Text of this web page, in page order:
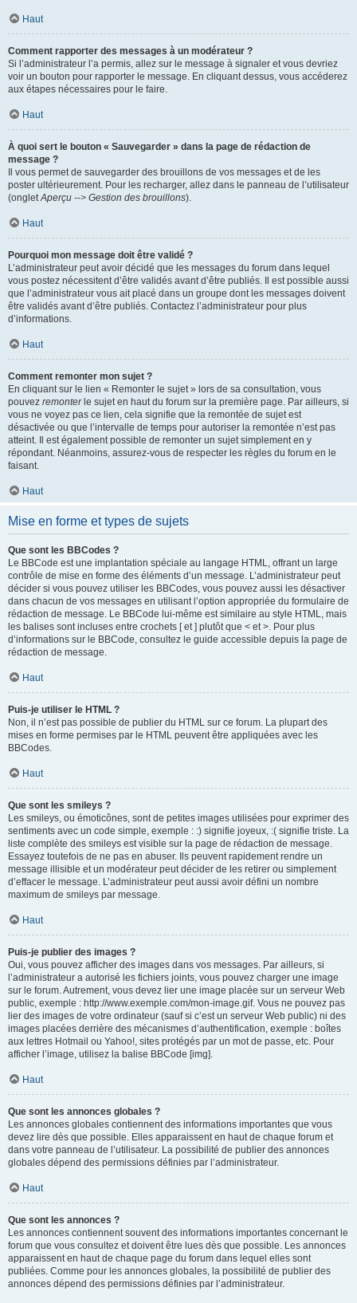
Haut
Comment rapporter des messages à un modérateur ?
Si l’administrateur l’a permis, allez sur le message à signaler et vous devriez
voir un bouton pour rapporter le message. En cliquant dessus, vous accéderez
aux étapes nécessaires pour le faire.
Haut
À quoi sert le bouton « Sauvegarder » dans la page de rédaction de
message ?
Il vous permet de sauvegarder des brouillons de vos messages et de les
poster ultérieurement. Pour les recharger, allez dans le panneau de l’utilisateur
(ongletAperçu --> Gestion des brouillons).
Haut
Pourquoi mon message doit être validé ?
L’administrateur peut avoir décidé que les messages du forum dans lequel
vous postez nécessitent d’être validés avant d’être publiés. Il est possible aussi
que l’administrateur vous ait placé dans un groupe dont les messages doivent
être validés avant d’être publiés. Contactez l’administrateur pour plus
d’informations.
Haut
Comment remonter mon sujet ?
En cliquant sur le lien « Remonter le sujet » lors de sa consultation, vous
pouvez remonterle sujet en haut du forum sur la première page. Par ailleurs, si
vous ne voyez pas ce lien, cela signifie que la remontée de sujet est
désactivée ou que l’intervalle de temps pour autoriser la remontée n’est pas
atteint. Il est également possible de remonter un sujet simplement en y
répondant. Néanmoins, assurez-vous de respecter les règles du forum en le
faisant.
Haut
Mise en forme et types de sujets
Que sont les BBCodes ?
Le BBCode est une implantation spéciale au langage HTML, offrant un large
contrôle de mise en forme des éléments d’un message. L’administrateur peut
décider si vous pouvez utiliser les BBCodes, vous pouvez aussi les désactiver
dans chacun de vos messages en utilisant l’option appropriée du formulaire de
rédaction de message. Le BBCode lui-même est similaire au style HTML, mais
les balises sont incluses entre crochets [ et ] plutôt que < et >. Pour plus
d’informations sur le BBCode, consultez le guide accessible depuis la page de
rédaction de message.
Haut
Puis-je utiliser le HTML ?
Non, il n’est pas possible de publier du HTML sur ce forum. La plupart des
mises en forme permises par le HTML peuvent être appliquées avec les
BBCodes.
Haut
Que sont les smileys ?
Les smileys, ou émoticônes, sont de petites images utilisées pour exprimer des
sentiments avec un code simple, exemple : :) signifie joyeux, :( signifie triste. La
liste complète des smileys est visible sur la page de rédaction de message.
Essayez toutefois de ne pas en abuser. Ils peuvent rapidement rendre un
message illisible et un modérateur peut décider de les retirer ou simplement
d’effacer le message. L’administrateur peut aussi avoir défini un nombre
maximum de smileys par message.
Haut
Puis-je publier des images ?
Oui, vous pouvez afficher des images dans vos messages. Par ailleurs, si
l’administrateur a autorisé les fichiers joints, vous pouvez charger une image
sur le forum. Autrement, vous devez lier une image placée sur un serveur Web
public, exemple : http://www.exemple.com/mon-image.gif. Vous ne pouvez pas
lier des images de votre ordinateur (sauf si c’est un serveur Web public) ni des
images placées derrière des mécanismes d’authentification, exemple : boîtes
aux lettres Hotmail ou Yahoo!, sites protégés par un mot de passe, etc. Pour
afficher l’image, utilisez la balise BBCode [img].
Haut
Que sont les annonces globales ?
Les annonces globales contiennent des informations importantes que vous
devez lire dès que possible. Elles apparaissent en haut de chaque forum et
dans votre panneau de l’utilisateur. La possibilité de publier des annonces
globales dépend des permissions définies par l’administrateur.
Haut
Que sont les annonces ?
Les annonces contiennent souvent des informations importantes concernant le
forum que vous consultez et doivent être lues dès que possible. Les annonces
apparaissent en haut de chaque page du forum dans lequel elles sont
publiées. Comme pour les annonces globales, la possibilité de publier des
annonces dépend des permissions définies par l’administrateur.